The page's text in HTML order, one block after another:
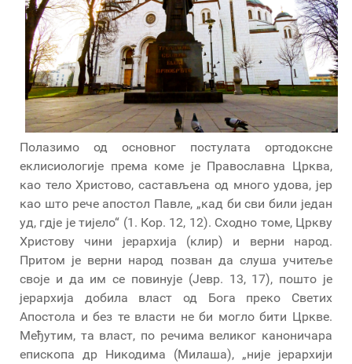
Полазимо од основног постулата ортодоксне
еклисиологије према коме је Православна Црква,
као тело Христово, састављена од много удова, јер
као што рече апостол Павле, „кад би сви били један
уд, гдје је тијело“ (1. Кор. 12, 12). Сходно томе, Цркву
Христову чини јерархија (клир) и верни народ.
Притом је верни народ позван да слуша учитеље
своје и да им се повинује (Јевр. 13, 17), пошто је
јерархија добила власт од Бога преко Светих
Апостола и без те власти не би могло бити Цркве.
Међутим, та власт, по речима великог каноничара
епископа др Никодима (Милаша), „није јерархији